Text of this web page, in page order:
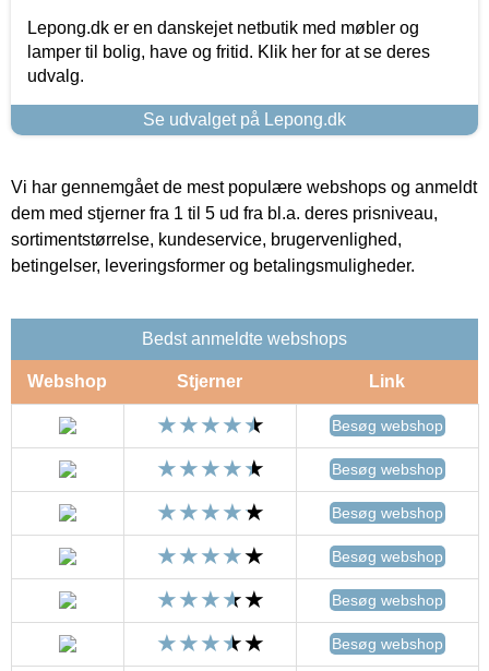
Lepong.dk er en danskejet netbutik med møbler og
lamper til bolig, have og fritid. Klik her for at se deres
udvalg.
Se udvalget på Lepong.dk
Vi har gennemgået de mest populære webshops og anmeldt
dem med stjerner fra 1 til 5 ud fra bl.a. deres prisniveau,
sortimentstørrelse, kundeservice, brugervenlighed,
betingelser, leveringsformer og betalingsmuligheder.
Bedst anmeldte webshops
Webshop Stjerner Link
Besøg webshop
Besøg webshop
Besøg webshop
Besøg webshop
Besøg webshop
Besøg webshop